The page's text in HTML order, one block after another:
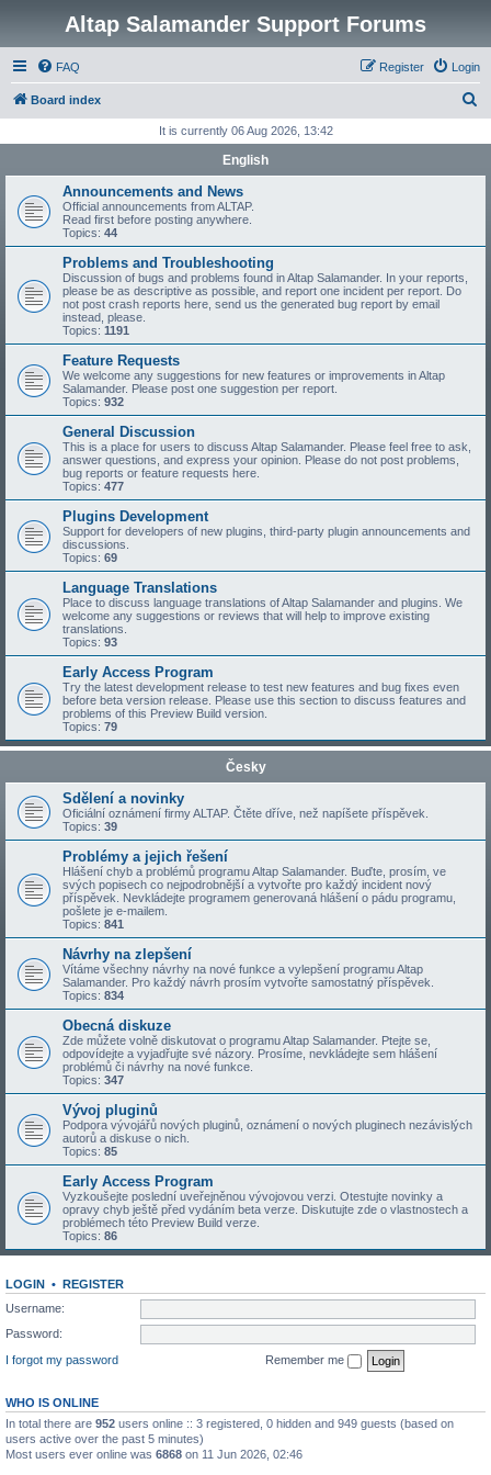
Altap Salamander Support Forums
FAQ Login
Register
Board index
r
It is currently 06 Aug 2026, 13:42
English
Announcements and News
Official announcements from ALTAP.
Read first before posting anywhere.
Topics: 44
Problems and Troubleshooting
Discussion of bugs and problems found in Altap Salamander. In your reports,
please be as descriptive as possible, and report one incident per report. Do
not post crash reports here, send us the generated bug report by email
instead, please.
Topics: 1191
Feature Requests
We welcome any suggestions for new features or improvements in Altap
Salamander. Please post one suggestion per report.
Topics: 932
General Discussion
This is a place for users to discuss Altap Salamander. Please feel free to ask,
answer questions, and express your opinion. Please do not post problems,
bug reports or feature requests here.
Topics: 477
Plugins Development
Support for developers of new plugins, third-party plugin announcements and
discussions.
Topics: 69
Language Translations
Place to discuss language translations of Altap Salamander and plugins. We
welcome any suggestions or reviews that will help to improve existing
translations.
Topics: 93
Early Access Program
Try the latest development release to test new features and bug fixes even
before beta version release. Please use this section to discuss features and
problems of this Preview Build version.
Topics: 79
Česky
Sdělení a novinky
Oficiální oznámení firmy ALTAP. Čtěte dříve, než napíšete příspěvek.
Topics: 39
Problémy a jejich řešení
Hlášení chyb a problémů programu Altap Salamander. Buďte, prosím, ve
svých popisech co nejpodrobnější a vytvořte pro každý incident nový
příspěvek. Nevkládejte programem generovaná hlášení o pádu programu,
pošlete je e-mailem.
Topics: 841
Návrhy na zlepšení
Vítáme všechny návrhy na nové funkce a vylepšení programu Altap
Salamander. Pro každý návrh prosím vytvořte samostatný příspěvek.
Topics: 834
Obecná diskuze
Zde můžete volně diskutovat o programu Altap Salamander. Ptejte se,
odpovídejte a vyjadřujte své názory. Prosíme, nevkládejte sem hlášení
problémů či návrhy na nové funkce.
Topics: 347
Vývoj pluginů
Podpora vývojářů nových pluginů, oznámení o nových pluginech nezávislých
autorů a diskuse o nich.
Topics: 85
Early Access Program
Vyzkoušejte poslední uveřejněnou vývojovou verzi. Otestujte novinky a
opravy chyb ještě před vydáním beta verze. Diskutujte zde o vlastnostech a
problémech této Preview Build verze.
Topics: 86
LOGIN • REGISTER
Username:
Password:
I forgot my password
Remember me
WHO IS ONLINE
In total there are 952 users online :: 3 registered, 0 hidden and 949 guests (based on
users active over the past 5 minutes)
Most users ever online was 6868 on 11 Jun 2026, 02:46